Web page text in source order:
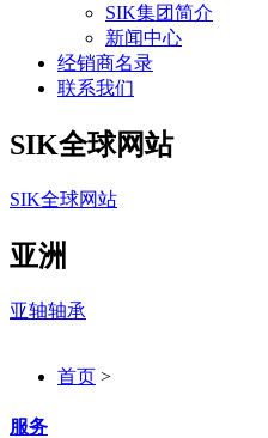
SIK集团简介
新闻中心
经销商名录
联系我们
SIK全球网站
SIK全球网站
亚洲
亚轴轴承
首页 >
服务